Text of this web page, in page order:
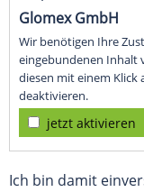
Glomex GmbH
Wir benötigen Ihre
eingebundenen Inhalt
diesen mit einem Klick
deaktivieren.
jetzt aktivieren
Ich bin damit